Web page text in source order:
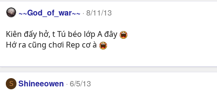
~~God_of_war~~ 8/11/13
Kiên đấy hở, t Tú béo lớp A đây
Hớ ra cũng chơi Rep cơ à
S Shineeowen 6/5/13